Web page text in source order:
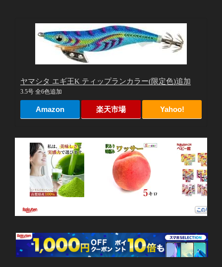
ヤマシタ エギ王K ティップランカラー(限定色)追加
3.5号 全6色追加
Amazon 楽天市場 Yahoo!